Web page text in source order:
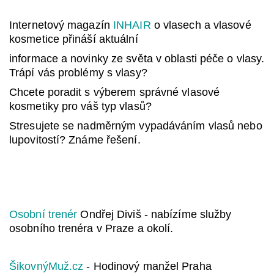
Internetový magazín INHAIR o vlasech a vlasové
kosmetice přináší aktuální
informace a novinky ze světa v oblasti péče o vlasy.
Trápí vás problémy s vlasy?
Chcete poradit s výberem správné vlasové
kosmetiky pro váš typ vlasů?
Stresujete se nadměrným vypadáváním vlasů nebo
lupovitostí? Známe řešení.
Osobní trenér Ondřej Diviš - nabízíme služby
osobního trenéra v Praze a okolí.
ŠikovnýMuž.cz - Hodinový manžel Praha